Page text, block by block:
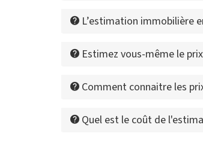
L’estimation immobilière
Estimez vous-même le
Comment connaitre les
Quel est le coût de